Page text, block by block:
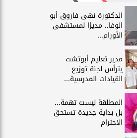
الدكتورة نهى فاروق أبو
الوفا.. مديرًا لمستشفى
الأورام...
مدير تعليم أبوتشت
يترأس لجنة توزيع
القيادات المدرسية...
المطلقة ليست تهمة...
بل بداية جديدة تستحق
الاحترام